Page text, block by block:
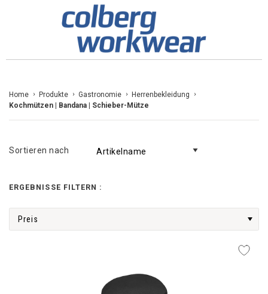
Inhalt
Home Produkte Gastronomie
Herrenbekleidung
Kochmützen | Bandana | Schieber-Mütze
Sortieren nach
ERGEBNISSE FILTERN :
Preis